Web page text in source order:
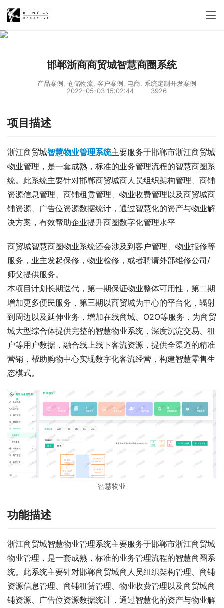
邯郸浙商商贸城智慧商圈系统
产品案例 仓储物流 客户案例 电商 系统定制开发案例
2022-05-03 15:02:44
3926
项目描述
浙江商贸城智慧物业管理系统主要服务于邯郸市浙江商贸城
物业管理，是一套成熟，标准的业务管理流程的智慧商圈系
统。此系统主要针对邯郸商贸城商人员组织架构管理、商铺
资源信息管理、商铺租赁管理、物业收费管理以及商贸城商
铺资源、广告位资源数据统计，通过智慧化的资产与物业解
决方案，有效帮助企业提升商圈数字化管理水平
商贸城智慧商圈物业系统还会涉及到客户管理、物业报修等
服务，业主发起保修，物业检修，或者聘请外部维修公司/
师父提供服务。
本项目计划长期迭代，第一期保证物业整体可用性，第二期
增加更多便民服务，第三期以商贸城为中心的平台化，辐射
到周边以及延伸业务，增加在线商城、O2O等服务，为商贸
城大型综合体提供完整的智慧物业系统，深度沉淀交易、租
户等用户数据，融合线上线下客流资源，提供全渠道的精准
营销，帮助购物中心实现数字化客流经营，构建智慧零售生
态模式。
智慧物业
功能描述
浙江商贸城智慧物业管理系统主要服务于邯郸市浙江商贸城
物业管理，是一套成熟，标准的业务管理流程的智慧商圈系
统。此系统主要针对邯郸商贸城商人员组织架构管理、商铺
资源信息管理、商铺租赁管理、物业收费管理以及商贸城商
铺资源、广告位资源数据统计，通过智慧化的资产与物业解